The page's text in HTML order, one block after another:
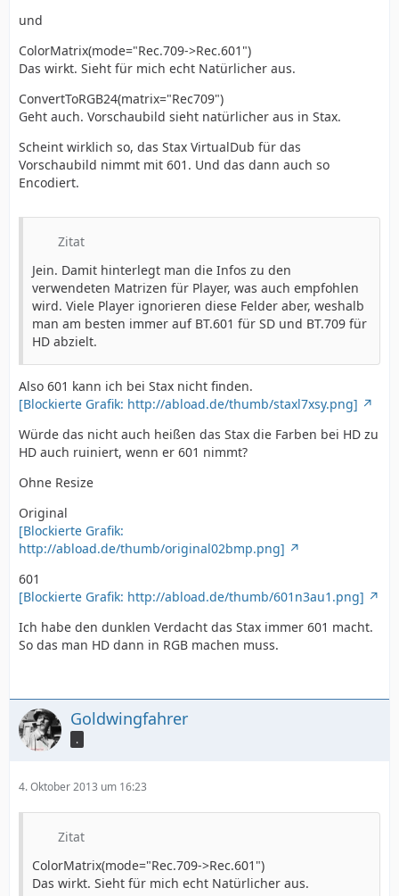
und
ColorMatrix(mode="Rec.709->Rec.601")
Das wirkt. Sieht für mich echt Natürlicher aus.
ConvertToRGB24(matrix="Rec709")
Geht auch. Vorschaubild sieht natürlicher aus in Stax.
Scheint wirklich so, das Stax VirtualDub für das
Vorschaubild nimmt mit 601. Und das dann auch so
Encodiert.
Zitat
Jein. Damit hinterlegt man die Infos zu den
verwendeten Matrizen für Player, was auch empfohlen
wird. Viele Player ignorieren diese Felder aber, weshalb
man am besten immer auf BT.601 für SD und BT.709 für
HD abzielt.
Also 601 kann ich bei Stax nicht finden.
[Blockierte Grafik: http://abload.de/thumb/staxl7xsy.png]
Würde das nicht auch heißen das Stax die Farben bei HD zu
HD auch ruiniert, wenn er 601 nimmt?
Ohne Resize
Original
[Blockierte Grafik:
http://abload.de/thumb/original02bmp.png]
601
[Blockierte Grafik: http://abload.de/thumb/601n3au1.png]
Ich habe den dunklen Verdacht das Stax immer 601 macht.
So das man HD dann in RGB machen muss.
Goldwingfahrer
.
4. Oktober 2013 um 16:23
Zitat
ColorMatrix(mode="Rec.709->Rec.601")
Das wirkt. Sieht für mich echt Natürlicher aus.